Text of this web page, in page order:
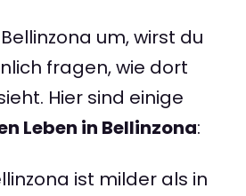
um, wirst du
fragen, wie dort
Hier sind einige
Leben in Bellinzona:
ist milder als in